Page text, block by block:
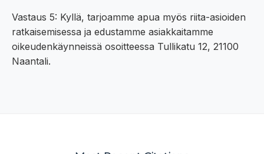
Vastaus 5: Kyllä, tarjoamme apua myös riita-asioiden
ratkaisemisessa ja edustamme asiakkaitamme
oikeudenkäynneissä osoitteessa Tullikatu 12, 21100
Naantali.